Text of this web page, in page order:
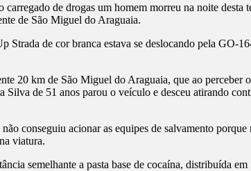
de drogas um homem morreu na noite desta
de São Miguel do Araguaia.
de cor branca estava se deslocando pela GO-
20 km de São Miguel do Araguaia, que ao perceber
de 51 anos parou o veículo e desceu atirando
conseguiu acionar as equipes de salvamento
viatura.
semelhante a pasta base de cocaína, distribuída